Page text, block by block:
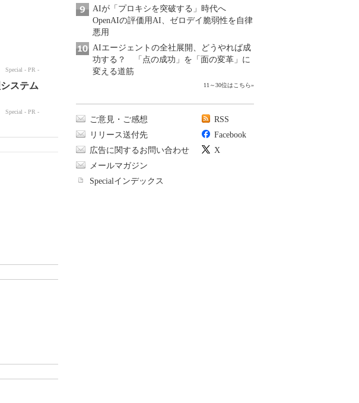
AIが「プロキシを突破する」時代へ
OpenAIの評価用AI、ゼロデイ脆弱性を自律
悪用
AIエージェントの全社展開、どうやれば成
功する？ 「点の成功」を「面の変革」に
変える道筋
11～30位はこちら»
ご意見・ご感想
リリース送付先
広告に関するお問い合わせ
メールマガジン
Specialインデックス
RSS
Facebook
X